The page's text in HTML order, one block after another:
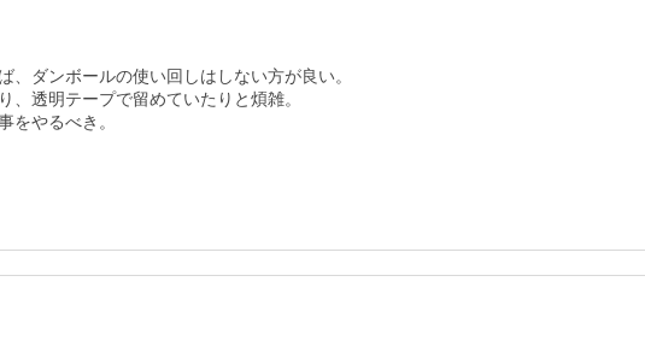
、ダンボールの使い回しはしない方が良い。
、透明テープで留めていたりと煩雑。
をやるべき。